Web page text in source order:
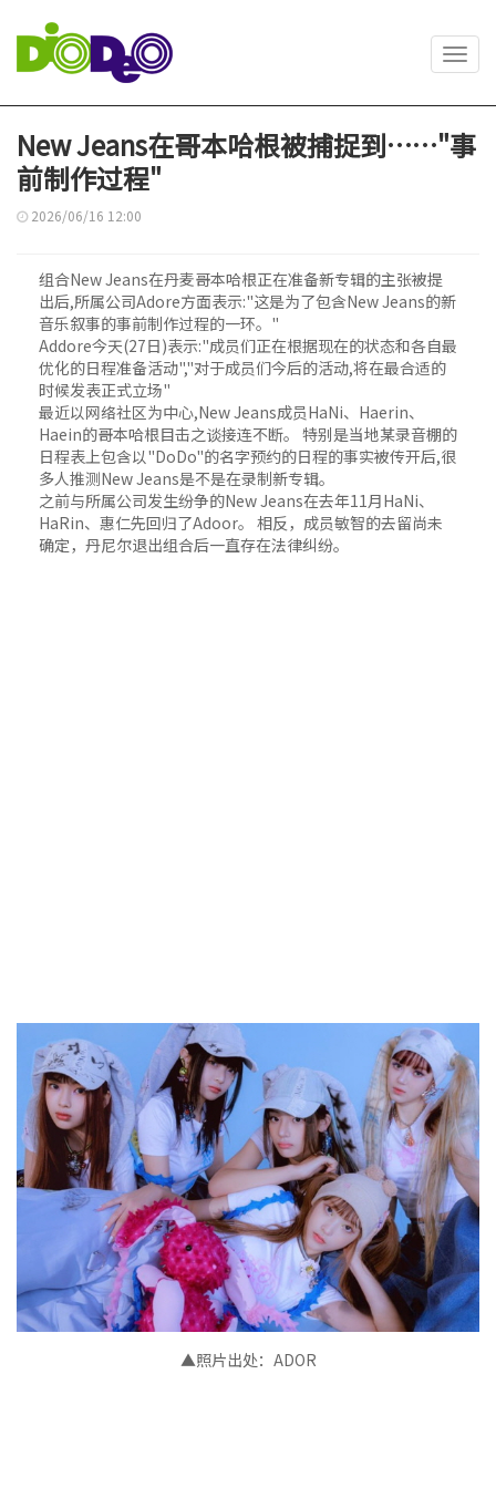
New Jeans在哥本哈根被捕捉到……"事
前制作过程"
2026/06/16 12:00
组合New Jeans在丹麦哥本哈根正在准备新专辑的主张被提
出后,所属公司Adore方面表示:"这是为了包含New Jeans的新
音乐叙事的事前制作过程的一环。"
Addore今天(27日)表示:"成员们正在根据现在的状态和各自最
优化的日程准备活动","对于成员们今后的活动,将在最合适的
时候发表正式立场"
最近以网络社区为中心,New Jeans成员HaNi、Haerin、
Haein的哥本哈根目击之谈接连不断。 特别是当地某录音棚的
日程表上包含以"DoDo"的名字预约的日程的事实被传开后,很
多人推测New Jeans是不是在录制新专辑。
之前与所属公司发生纷争的New Jeans在去年11月HaNi、
HaRin、惠仁先回归了Adoor。 相反，成员敏智的去留尚未
确定，丹尼尔退出组合后一直存在法律纠纷。
▲照片出处： ADOR